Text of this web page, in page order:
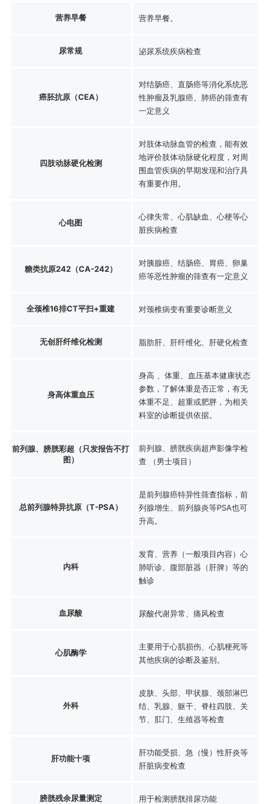
营养早餐 营养早餐。
尿常规 泌尿系统疾病检查
癌胚抗原（CEA）
对结肠癌、直肠癌等消化系统恶
性肿瘤及乳腺癌、肺癌的筛查有
一定意义
四肢动脉硬化检测
对肢体动脉血管的检查，能有效
地评价肢体动脉硬化程度，对周
围血管疾病的早期发现和治疗具
有重要作用。
心电图
心律失常、心肌缺血、心梗等心
脏疾病检查
糖类抗原242（CA-242）
对胰腺癌、结肠癌、胃癌、卵巢
癌等恶性肿瘤的筛查有一定意义
全颈椎16排CT平扫+重建 对颈椎病变有重要诊断意义
无创肝纤维化检测 脂肪肝、肝纤维化、肝硬化检查
身高体重血压
身高 、体重、血压基本健康状态
参数，了解体重是否正常，有无
体重不足、超重或肥胖，为相关
科室的诊断提供依据。
前列腺、膀胱彩超（只发报告不打
图）
前列腺、膀胱疾病超声影像学检
查 （男士项目）
总前列腺特异抗原（T-PSA）
是前列腺癌特异性筛查指标，前
列腺增生、前列腺炎等PSA也可
升高。
内科
发育、营养（一般项目内容）心
肺听诊、腹部脏器（肝脾）等的
触诊
血尿酸 尿酸代谢异常、痛风检查
心肌酶学
主要用于心肌损伤、心肌梗死等
其他疾病的诊断及鉴别。
外科
皮肤、头部、甲状腺、颈部淋巴
结、乳腺、躯干、脊柱四肢、关
节、肛门、生殖器等检查
肝功能十项
肝功能受损、急（慢）性肝炎等
肝脏病变检查
膀胱残余尿量测定 用于检测膀胱排尿功能